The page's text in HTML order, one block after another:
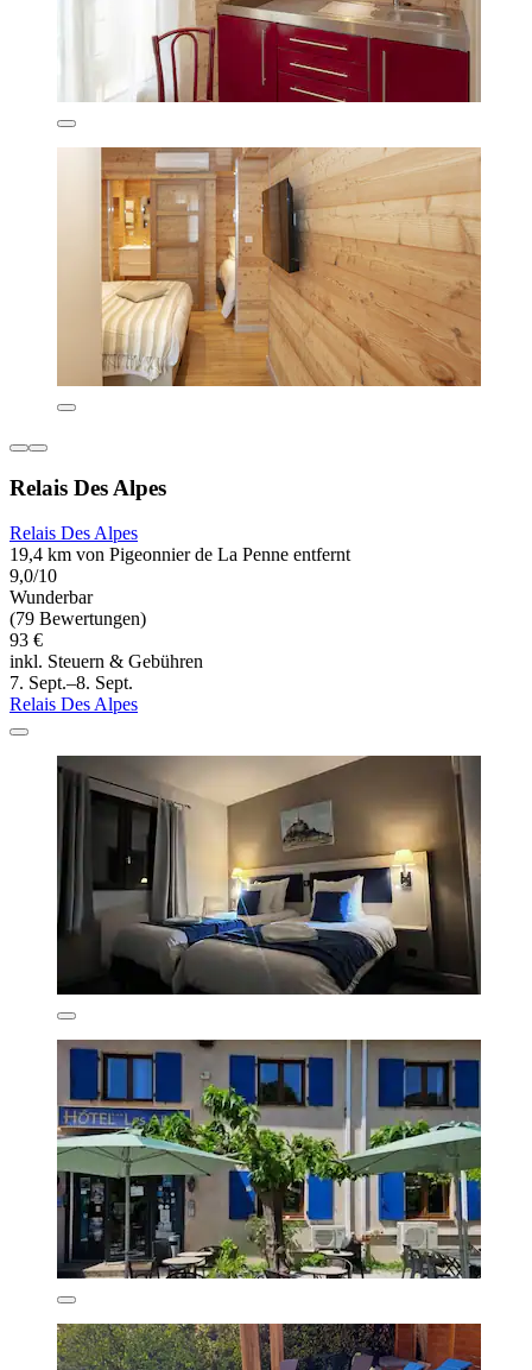
Relais Des Alpes
Relais Des Alpes
19,4 km von Pigeonnier de La Penne entfernt
9,0/10
Wunderbar
(79 Bewertungen)
93 €
inkl. Steuern & Gebühren
7. Sept.–8. Sept.
Relais Des Alpes